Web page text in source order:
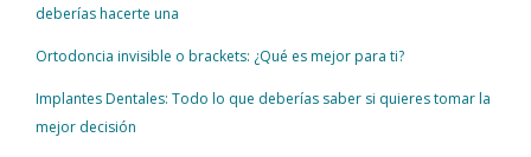
deberías hacerte una
Ortodoncia invisible o brackets: ¿Qué es mejor para ti?
Implantes Dentales: Todo lo que deberías saber si quieres tomar la
mejor decisión